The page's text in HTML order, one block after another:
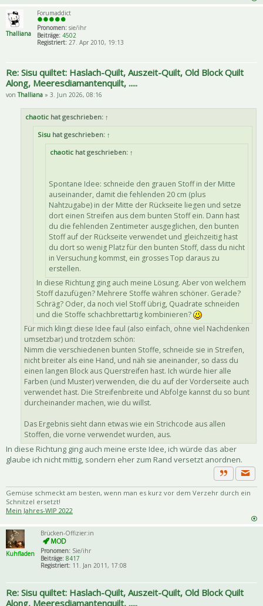
Thalliana
Forumaddict
Pronomen: sie/ihr
Beiträge: 4502
Registriert: 27. Apr 2010, 19:13
Re: Sisu quiltet: Haslach-Quilt, Auszeit-Quilt, Old Block Quilt
Along, Meeresdiamantenquilt, .....
vonThalliana » 3. Jun 2026, 08:16
chaotic hat geschrieben: ↑
Sisu hat geschrieben: ↑
chaotic hat geschrieben: ↑
Spontane Idee: schneide den grauen Stoff in der Mitte
auseinander, damit die fehlenden 20 cm (plus
Nahtzugabe) in der Mitte der Rückseite liegen und setze
dort einen Streifen aus dem bunten Stoff ein. Dann hast
du die fehlenden Zentimeter ausgeglichen, den bunten
Stoff auf der Rückseite verwendet und gleichzeitig hast
du dort so wenig Platz für den bunten Stoff, dass du nicht
in Versuchung kommst, ein grosses Top daraus zu
erstellen.
In diese Richtung ging auch meine Lösung. Aber von welchem
Stoff dazufügen? Mehrere Stoffe währen schöner. Gerade?
Schräg? Oder, da noch viel Stoff übrig, Quadrate schneiden
und die Stoffe schachbrettartig kombinieren?
Für mich klingt diese Idee faul (also einfach, ohne viel Nachdenken
umsetzbar) und trotzdem schön:
Nimm die verschiedenen bunten Stoffe, schneide sie in Streifen,
nicht breiter als eine Hand, und näh sie aneinander, so dass du
einen langen Block aus Querstreifen hast. Ich würde hier alle
Farben (und Muster) verwenden, die du auf der Vorderseite auch
verwendet hast. Die Streifenbreite und Abfolge kannst du so bunt
durcheinander machen, wie du willst.
Das Ergebnis sieht dann etwas wie ein Strichcode aus allen
Stoffen, die vorne verwendet wurden, aus.
In diese Richtung ging auch meine erste Idee, ich würde das aber
glaube ich nicht mittig, sondern eher zum Rand versetzt anordnen.
Zitat
Gemüse schmeckt am besten, wenn man es kurz vor dem Verzehr durch ein
Schnitzel ersetzt!
Mein Jahres-WIP 2022
Kuhfladen
Brücken-Offizier:in
Pronomen: Sie/ihr
Beiträge: 8417
Registriert: 11. Jan 2011, 17:08
Re: Sisu quiltet: Haslach-Quilt, Auszeit-Quilt, Old Block Quilt
Along, Meeresdiamantenquilt, .....